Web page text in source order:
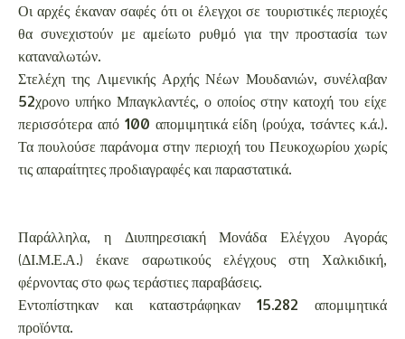
Οι αρχές έκαναν σαφές ότι οι έλεγχοι σε τουριστικές περιοχές
θα συνεχιστούν με αμείωτο ρυθμό για την προστασία των
καταναλωτών.
Στελέχη της Λιμενικής Αρχής Νέων Μουδανιών, συνέλαβαν
52χρονο υπήκο Μπαγκλαντές, ο οποίος στην κατοχή του είχε
περισσότερα από 100 απομιμητικά είδη (ρούχα, τσάντες κ.ά.).
Τα πουλούσε παράνομα στην περιοχή του Πευκοχωρίου χωρίς
τις απαραίτητες προδιαγραφές και παραστατικά.
Παράλληλα, η Διυπηρεσιακή Μονάδα Ελέγχου Αγοράς
(ΔΙ.Μ.Ε.Α.) έκανε σαρωτικούς ελέγχους στη Χαλκιδική,
φέρνοντας στο φως τεράστιες παραβάσεις.
Εντοπίστηκαν και καταστράφηκαν 15.282 απομιμητικά
προϊόντα.